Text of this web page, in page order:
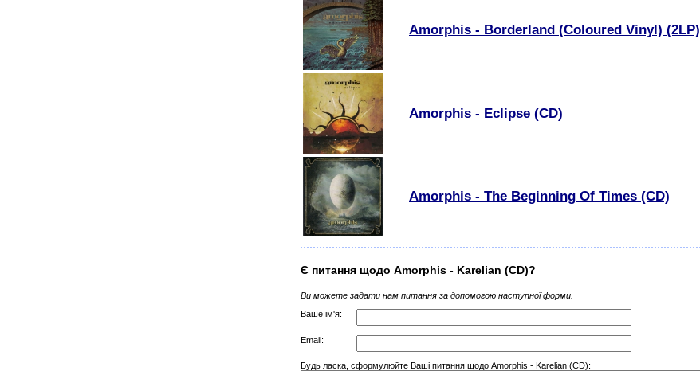
Amorphis - Borderland (Coloured Vinyl) (2LP)
Amorphis - Eclipse (CD)
Amorphis - The Beginning Of Times (CD)
Є питання щодо Amorphis - Karelian (CD)?
Ви можете задати нам питання за допомогою наступної форми.
Ваше ім'я:
Email:
Будь ласка, сформулюйте Ваші питання щодо Amorphis - Karelian (CD):